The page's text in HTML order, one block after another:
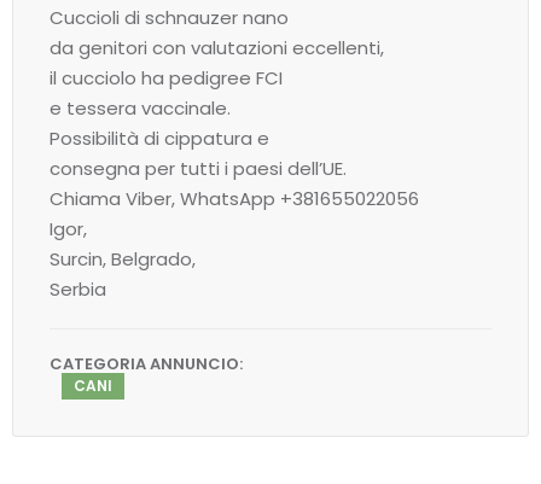
Cuccioli di schnauzer nano
da genitori con valutazioni eccellenti,
il cucciolo ha pedigree FCI
e tessera vaccinale.
Possibilità di cippatura e
consegna per tutti i paesi dell’UE.
Chiama Viber, WhatsApp +381655022056
Igor,
Surcin, Belgrado,
Serbia
CATEGORIA ANNUNCIO:
CANI